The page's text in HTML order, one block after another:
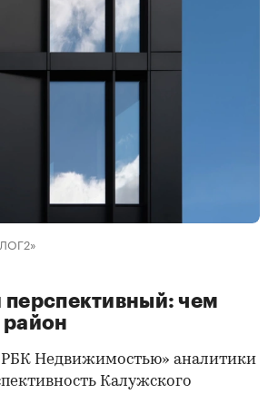
чем
район
Недвижимостью» аналитики
Калужского